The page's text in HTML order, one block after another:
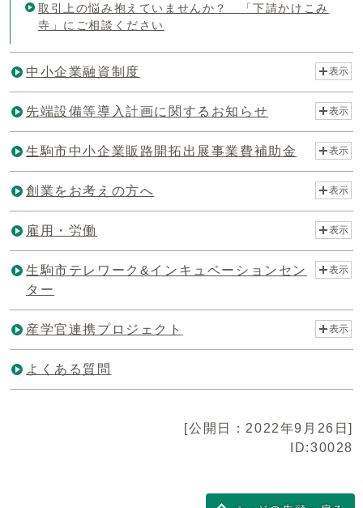
取引上の悩み抱えていませんか？ 「下請かけこみ
寺」にご相談ください
中小企業融資制度 表示
先端設備等導入計画に関するお知らせ 表示
生駒市中小企業販路開拓出展事業費補助金 表示
創業をお考えの方へ 表示
雇用・労働 表示
生駒市テレワーク&インキュベーションセン
ター
表示
産学官連携プロジェクト 表示
よくある質問
[公開日：2022年9月26日]
ID:30028